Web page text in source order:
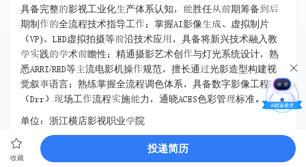
具备完整影视工业化产体系认知胜任期筹备
期制全流程技术指导工掌握影像虚拟制片
)虚拟拍摄等沿技术应具备将新兴技术融入教
践术瞻性精通摄影艺术创与灯光系统设计熟
悉/等流电影机操规范擅长通光影造型构建视
觉叙语言熟练掌握全流程调色体系具备数字影像工程师
场工流程施力通晓色彩管标准
单位浙江横店影视职业院
联系王老师
电话-
收藏
投递简历